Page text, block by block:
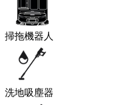
掃拖機器人
洗地吸塵器